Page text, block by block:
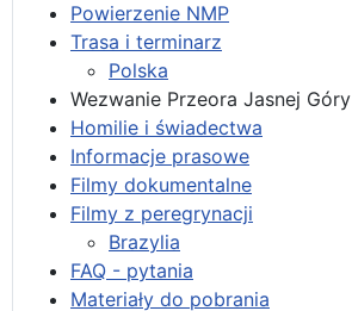
Powierzenie NMP
Trasa i terminarz
Polska
Wezwanie Przeora Jasnej Góry
Homilie i świadectwa
Informacje prasowe
Filmy dokumentalne
Filmy z peregrynacji
Brazylia
FAQ - pytania
Materiały do pobrania